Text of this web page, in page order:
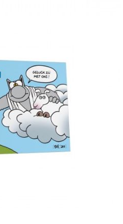
SÉRIGRAPHIES
SÉRIGRAPHIES